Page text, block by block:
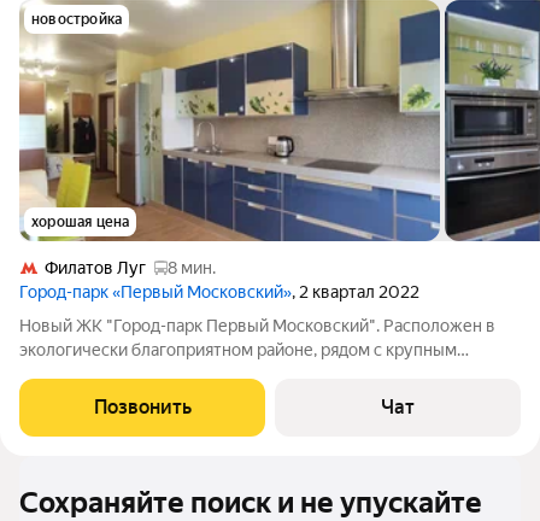
новостройка
хорошая цена
Филатов Луг
8 мин.
Город-парк «Первый Московский», 2 квартал 2022
Новый ЖК "Город-парк Первый Московский". Расположен в
экологически благоприятном районе, рядом с крупным
территория с ландшафтным дизайном, современными
детскими и спортивными площадками, зонами
Позвонить Чат
Сохраняйте поиск и не упускайте